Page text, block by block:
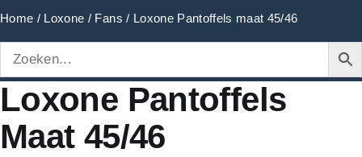
Home / Loxone / Fans / Loxone Pantoffels maat 45/46
Loxone Pantoffels
Maat 45/46